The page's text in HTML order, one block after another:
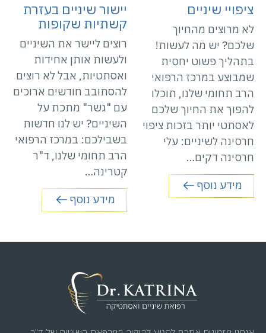
ציפויי שיניים
לא מרוצים מהחיוך
שלכם? יש מה לעשות!
בתהליך פשוט יחסית
שמבוצע במרכז הרפואי
הרב תחומי שלנו, תוכלו
להפוך את החיוך שלכם
לאסתטי יותר בזכות ציפוי
חרסינה לשיניים: עלי
חרסינה דקים…
מידע נוסף
יישור שיניים בעזרת
קשתיות שקופות
רוצים ליישר את השיניים
ולעשות אותן אחידות
ואסתטיות, אבל לא רוצים
להסתובב חודשים ארוכים
עם "גשר" מתכת על
השיניים? יש לנו חדשות
בשבילכם: במרכז הרפואי
הרב תחומי שלנו, ד"ר
קטרינה…
מידע נוסף